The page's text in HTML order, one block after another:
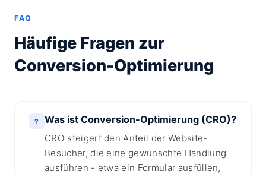
FAQ
Häufige Fragen zur
Conversion-Optimierung
? Was ist Conversion-Optimierung (CRO)?
CRO steigert den Anteil der Website-
Besucher, die eine gewünschte Handlung
ausführen - etwa ein Formular ausfüllen,